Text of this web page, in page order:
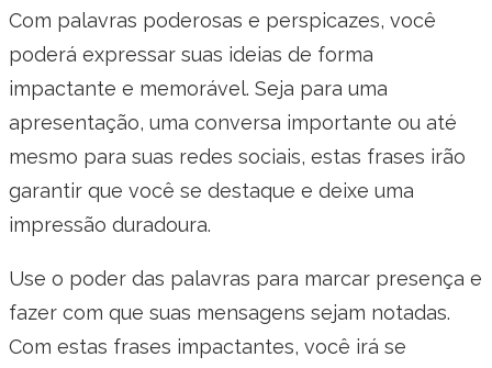
Com palavras poderosas e perspicazes, você
poderá expressar suas ideias de forma
impactante e memorável. Seja para uma
apresentação, uma conversa importante ou até
mesmo para suas redes sociais, estas frases irão
garantir que você se destaque e deixe uma
impressão duradoura.
Use o poder das palavras para marcar presença e
fazer com que suas mensagens sejam notadas.
Com estas frases impactantes, você irá se